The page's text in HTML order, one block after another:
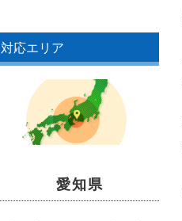
対応エリア
愛知県